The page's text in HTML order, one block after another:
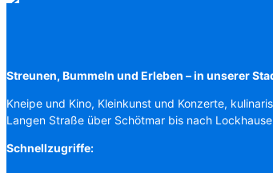
Streunen, Bummeln und Erleben – in unserer
Kneipe und Kino, Kleinkunst und Konzerte,
Langen Straße über Schötmar bis nach
Schnellzugriffe: